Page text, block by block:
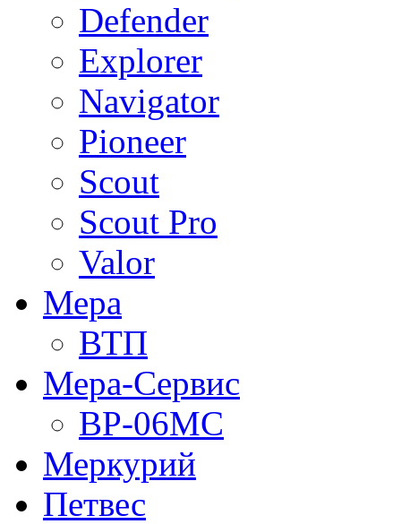
Defender
Explorer
Navigator
Pioneer
Scout
Scout Pro
Valor
Мера
ВТП
Мера-Сервис
ВР-06МС
Меркурий
Петвес